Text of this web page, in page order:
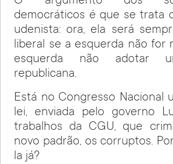
democráticos é que se trata
udenista: ora, ela será
liberal se a esquerda não for
esquerda não adotar
republicana.
Está no Congresso Nacional
lei, enviada pelo governo
trabalhos da CGU, que
novo padrão, os corruptos.
la já?